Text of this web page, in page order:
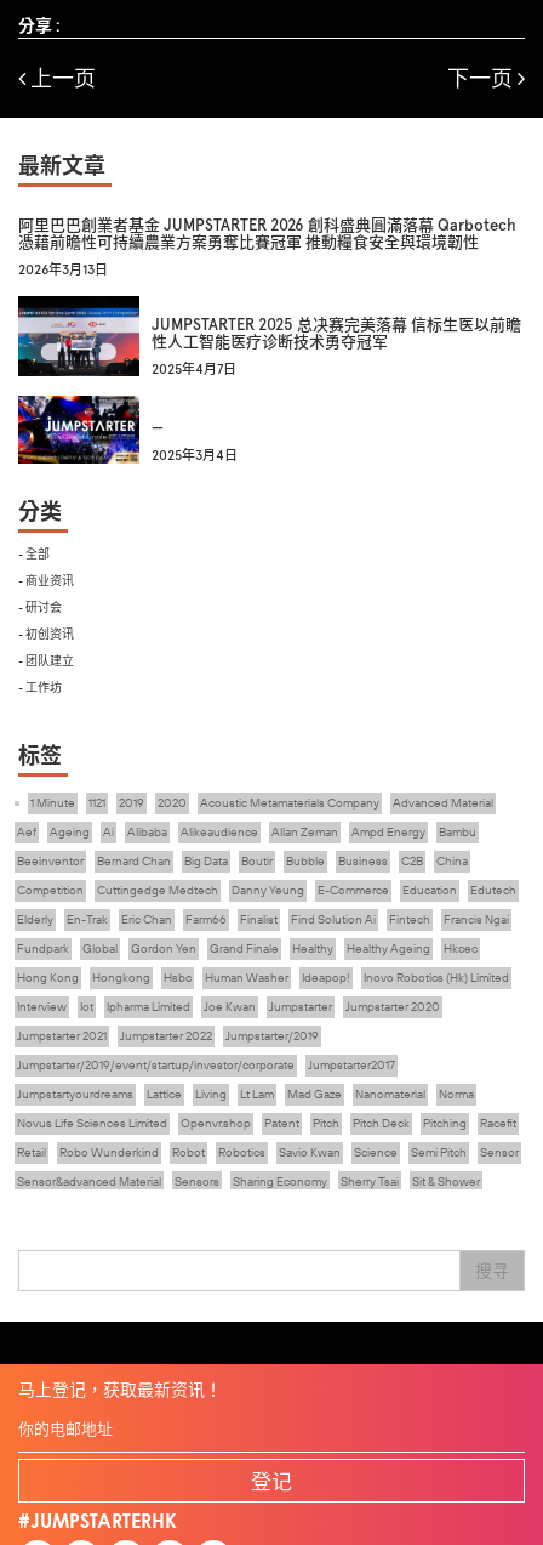
分享 :
上一页 下一页
最新文章
阿里巴巴創業者基金 JUMPSTARTER 2026 創科盛典圓滿落幕 Qarbotech
憑藉前瞻性可持續農業方案勇奪比賽冠軍 推動糧食安全與環境韌性
2026年3月13日
JUMPSTARTER 2025 总决赛完美落幕 信标生医以前瞻
性人工智能医疗诊断技术勇夺冠军
2025年4月7日
—
2025年3月4日
分类
- 全部
- 商业资讯
- 研讨会
- 初创资讯
- 团队建立
- 工作坊
标签
1 Minute 1121 2019 2020 Acoustic Metamaterials Company
Advanced Material
Aef
Ageing Ai Alibaba Alikeaudience Allan Zeman Ampd Energy
Bambu
Beeinventor
Bernard Chan Big Data Boutir Bubble Business C2B
China
Competition
Cuttingedge Medtech Danny Yeung E-Commerce Education
Edutech
Elderly
En-Trak Eric Chan Farm66 Finalist Find Solution Ai Fintech
Francis Ngai
Fundpark
Global Gordon Yen Grand Finale Healthy Healthy Ageing
Hkcec
Hong Kong
Hongkong Hsbc Human Washer Ideapop!
Inovo Robotics (Hk) Limited
Interview
Iot Ipharma Limited Joe Kwan Jumpstarter
Jumpstarter 2020
Jumpstarter 2021
Jumpstarter 2022
Jumpstarter/2019
Jumpstarter/2019/event/startup/investor/corporate
Jumpstarter2017
Jumpstartyourdreams
Lattice Living Lt Lam Mad Gaze Nanomaterial
Norma
Novus Life Sciences Limited
Openvr.shop Patent Pitch Pitch Deck Pitching
Racefit
Retail
Robo Wunderkind Robot Robotics Savio Kwan Science Semi Pitch
Sensor
Sensor&advanced Material
Sensors Sharing Economy Sherry Tsai
Sit & Shower
林亮
楊聖武 機械人技術 电子商务 盛智文 總決賽 线上视频 蔡晓慧
車品覺
搜寻
马上登记，获取最新资讯！
登记
#JUMPSTARTERHK